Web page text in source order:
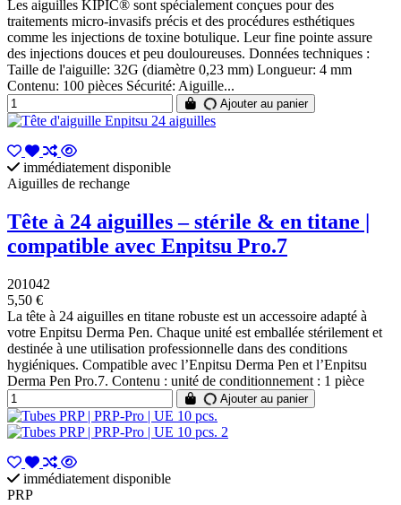
Les aiguilles KIPIC® sont spécialement conçues pour des
traitements micro-invasifs précis et des procédures esthétiques
comme les injections de toxine botulique. Leur fine pointe assure
des injections douces et peu douloureuses. Données techniques :
Taille de l'aiguille: 32G (diamètre 0,23 mm) Longueur: 4 mm
Contenu: 100 pièces Sécurité: Aiguille...
Ajouter au panier
immédiatement disponible
Aiguilles de rechange
Tête à 24 aiguilles – stérile & en titane |
compatible avec Enpitsu Pro.7
201042
5,50 €
La tête à 24 aiguilles en titane robuste est un accessoire adapté à
votre Enpitsu Derma Pen. Chaque unité est emballée stérilement et
destinée à une utilisation professionnelle dans des conditions
hygiéniques. Compatible avec l’Enpitsu Derma Pen et l’Enpitsu
Derma Pen Pro.7. Contenu : unité de conditionnement : 1 pièce
Ajouter au panier
immédiatement disponible
PRP